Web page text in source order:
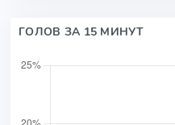
ГОЛОВ ЗА 15 МИНУТ